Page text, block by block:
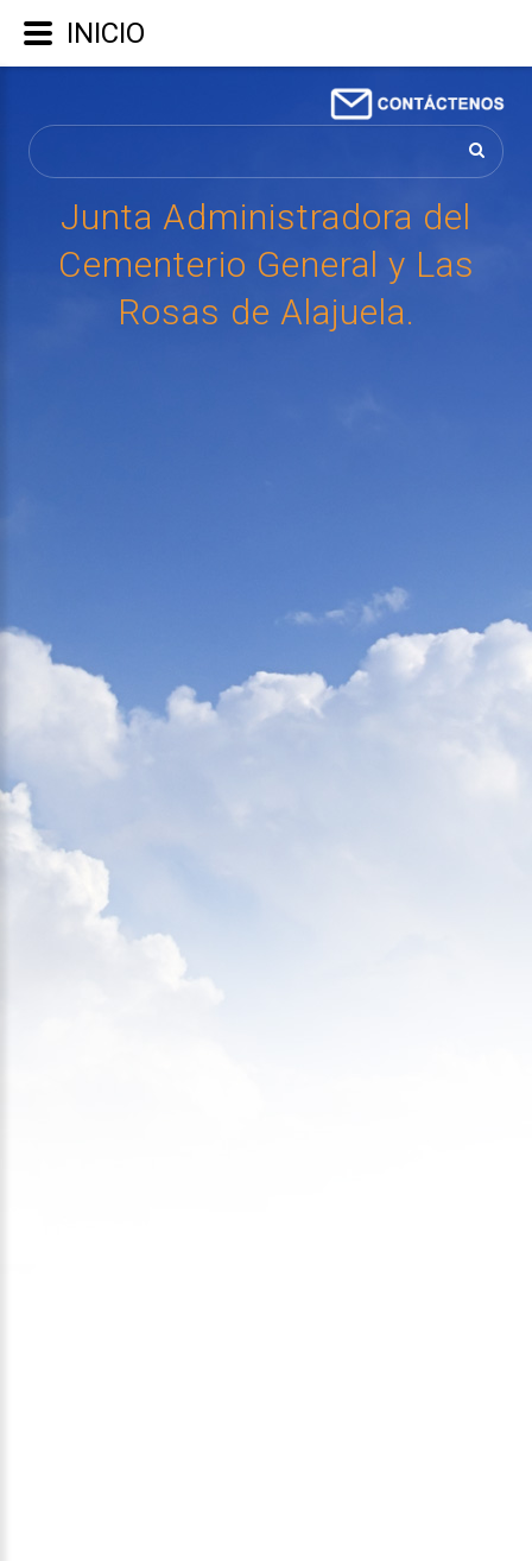
Buscar...
Junta Administradora del
Cementerio General y Las
Rosas de Alajuela.
INICIO